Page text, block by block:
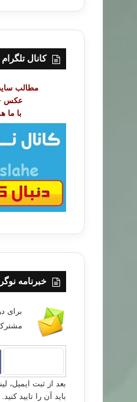
ت
ض
کانال تلگرام
مطالب
عکس
با ما
خبرنامه نوگرا
برای
بعد از ثبت ایمیل،
باید آن را تایید کنید.